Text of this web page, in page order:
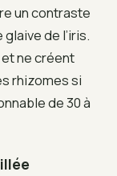
un contraste
de l’iris.
ne créent
rhizomes si
de 30 à